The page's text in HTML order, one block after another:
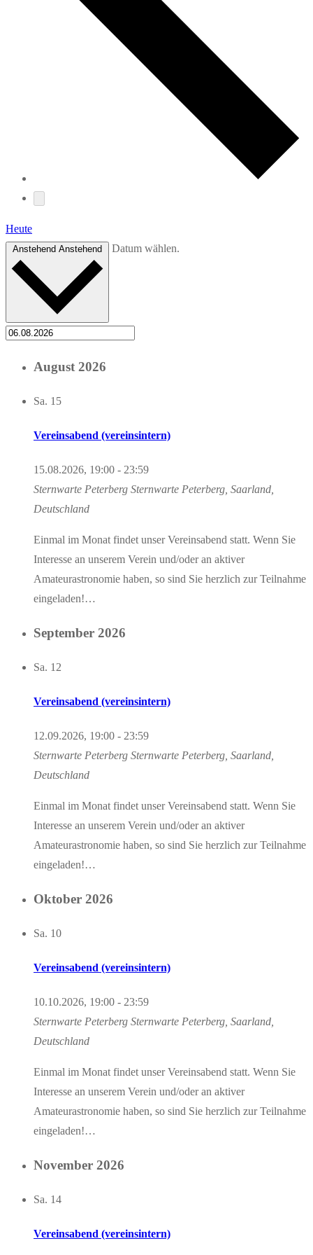
Heute
Anstehend Anstehend Datum wählen.
August 2026
Sa. 15
Vereinsabend (vereinsintern)
15.08.2026, 19:00 - 23:59
Sternwarte Peterberg Sternwarte Peterberg, Saarland,
Deutschland
Einmal im Monat findet unser Vereinsabend statt. Wenn Sie
Interesse an unserem Verein und/oder an aktiver
Amateurastronomie haben, so sind Sie herzlich zur Teilnahme
eingeladen!…
September 2026
Sa. 12
Vereinsabend (vereinsintern)
12.09.2026, 19:00 - 23:59
Sternwarte Peterberg Sternwarte Peterberg, Saarland,
Deutschland
Einmal im Monat findet unser Vereinsabend statt. Wenn Sie
Interesse an unserem Verein und/oder an aktiver
Amateurastronomie haben, so sind Sie herzlich zur Teilnahme
eingeladen!…
Oktober 2026
Sa. 10
Vereinsabend (vereinsintern)
10.10.2026, 19:00 - 23:59
Sternwarte Peterberg Sternwarte Peterberg, Saarland,
Deutschland
Einmal im Monat findet unser Vereinsabend statt. Wenn Sie
Interesse an unserem Verein und/oder an aktiver
Amateurastronomie haben, so sind Sie herzlich zur Teilnahme
eingeladen!…
November 2026
Sa. 14
Vereinsabend (vereinsintern)